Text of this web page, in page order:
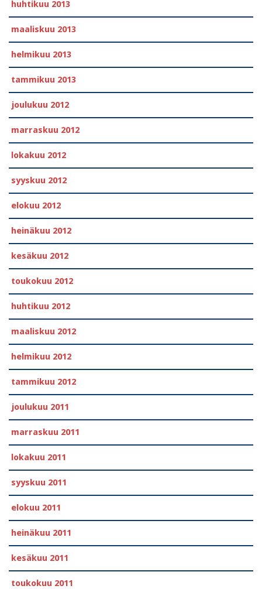
huhtikuu 2013
maaliskuu 2013
helmikuu 2013
tammikuu 2013
joulukuu 2012
marraskuu 2012
lokakuu 2012
syyskuu 2012
elokuu 2012
heinäkuu 2012
kesäkuu 2012
toukokuu 2012
huhtikuu 2012
maaliskuu 2012
helmikuu 2012
tammikuu 2012
joulukuu 2011
marraskuu 2011
lokakuu 2011
syyskuu 2011
elokuu 2011
heinäkuu 2011
kesäkuu 2011
toukokuu 2011